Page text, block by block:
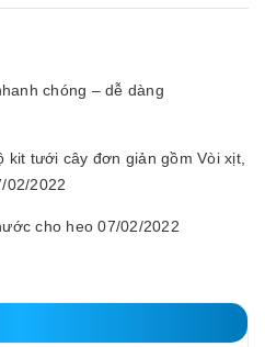
chóng – dễ dàng
kit tưới cây đơn giản gồm Vòi xịt,
02/2022
cho heo 07/02/2022